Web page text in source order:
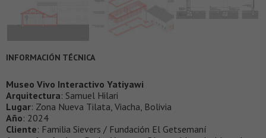
INFORMACIÓN TÉCNICA
Museo Vivo Interactivo Yatiyawi
Arquitectura: Samuel Hilari
Lugar: Zona Nueva Tilata, Viacha, Bolivia
Año: 2024
Cliente: Familia Sievers / Fundación El Getsemaní